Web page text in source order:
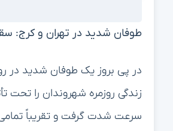
طوفان شدید در تهران و کرج:
در پی بروز یک طوفان شدید در
سرعت شدت گرفت و تقریباً تمامی